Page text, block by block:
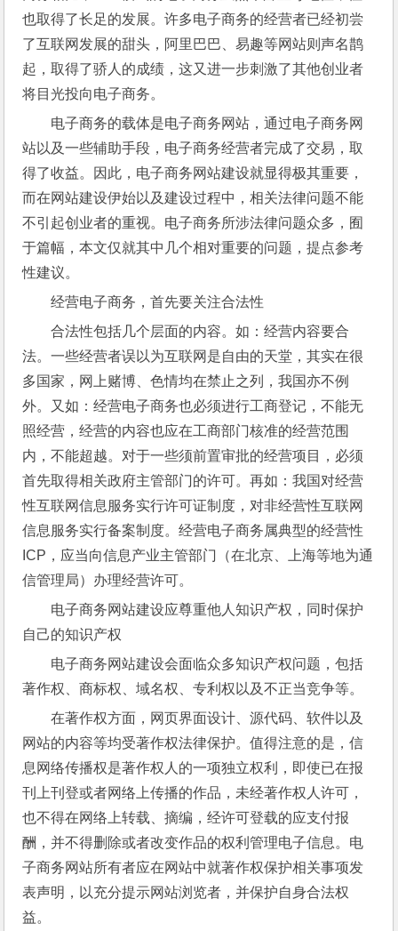
也取得了长足的发展。许多电子商务的经营者已经初尝
了互联网发展的甜头，阿里巴巴、易趣等网站则声名鹊
起，取得了骄人的成绩，这又进一步刺激了其他创业者
将目光投向电子商务。
电子商务的载体是电子商务网站，通过电子商务网
站以及一些辅助手段，电子商务经营者完成了交易，取
得了收益。因此，电子商务网站建设就显得极其重要，
而在网站建设伊始以及建设过程中，相关法律问题不能
不引起创业者的重视。电子商务所涉法律问题众多，囿
于篇幅，本文仅就其中几个相对重要的问题，提点参考
性建议。
经营电子商务，首先要关注合法性
合法性包括几个层面的内容。如：经营内容要合
法。一些经营者误以为互联网是自由的天堂，其实在很
多国家，网上赌博、色情均在禁止之列，我国亦不例
外。又如：经营电子商务也必须进行工商登记，不能无
照经营，经营的内容也应在工商部门核准的经营范围
内，不能超越。对于一些须前置审批的经营项目，必须
首先取得相关政府主管部门的许可。再如：我国对经营
性互联网信息服务实行许可证制度，对非经营性互联网
信息服务实行备案制度。经营电子商务属典型的经营性
ICP，应当向信息产业主管部门（在北京、上海等地为通
信管理局）办理经营许可。
电子商务网站建设应尊重他人知识产权，同时保护
自己的知识产权
电子商务网站建设会面临众多知识产权问题，包括
著作权、商标权、域名权、专利权以及不正当竞争等。
在著作权方面，网页界面设计、源代码、软件以及
网站的内容等均受著作权法律保护。值得注意的是，信
息网络传播权是著作权人的一项独立权利，即使已在报
刊上刊登或者网络上传播的作品，未经著作权人许可，
也不得在网络上转载、摘编，经许可登载的应支付报
酬，并不得删除或者改变作品的权利管理电子信息。电
子商务网站所有者应在网站中就著作权保护相关事项发
表声明，以充分提示网站浏览者，并保护自身合法权
益。